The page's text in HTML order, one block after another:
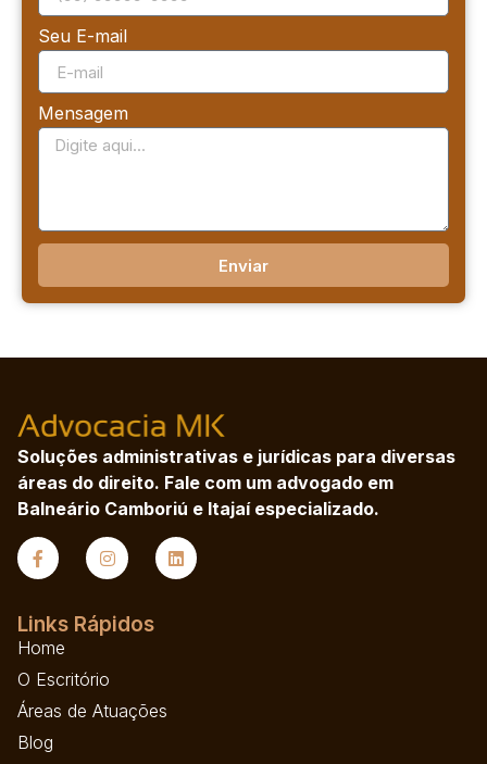
Seu E-mail
Mensagem
Enviar
Soluções administrativas e jurídicas para diversas
áreas do direito. Fale com um advogado em
Balneário Camboriú e Itajaí especializado.
Links Rápidos
Home
O Escritório
Áreas de Atuações
Blog